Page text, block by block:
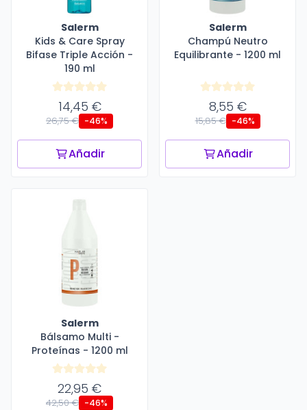
Salerm
Kids & Care Spray
Bifase Triple Acción -
190 ml
14,45 €
26,75 € -46%
Añadir
Salerm
Champú Neutro
Equilibrante - 1200 ml
8,55 €
15,85 € -46%
Añadir
Salerm
Bálsamo Multi -
Proteínas - 1200 ml
22,95 €
42,50 € -46%